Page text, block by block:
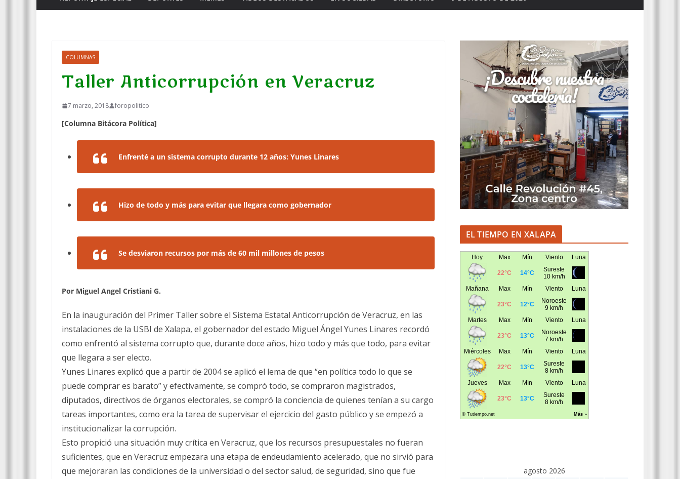
COLUMNAS
Taller Anticorrupción en Veracruz
7 marzo, 2018 foropolitico
[Columna Bitácora Política]
Enfrenté a un sistema corrupto durante 12 años: Yunes Linares
Hizo de todo y más para evitar que llegara como gobernador
Se desviaron recursos por más de 60 mil millones de pesos
Por Miguel Angel Cristiani G.
En la inauguración del Primer Taller sobre el Sistema Estatal Anticorrupción de Veracruz, en las
instalaciones de la USBI de Xalapa, el gobernador del estado Miguel Ángel Yunes Linares recordó
como enfrentó al sistema corrupto que, durante doce años, hizo todo y más que todo, para evitar
que llegara a ser electo.
Yunes Linares explicó que a partir de 2004 se aplicó el lema de que “en política todo lo que se
puede comprar es barato” y efectivamente, se compró todo, se compraron magistrados,
diputados, directivos de órganos electorales, se compró la conciencia de quienes tenían a su cargo
tareas importantes, como era la tarea de supervisar el ejercicio del gasto público y se empezó a
institucionalizar la corrupción.
Esto propició una situación muy crítica en Veracruz, que los recursos presupuestales no fueran
suficientes, que en Veracruz empezara una etapa de endeudamiento acelerado, que no sirvió para
que mejoraran las condiciones de la universidad o del sector salud, de seguridad, sino que fue
EL TIEMPO EN XALAPA
agosto 2026